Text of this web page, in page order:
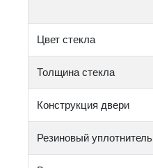
Цвет стекла
Толщина стекла
Конструкция двери
Резиновый уплотнитель